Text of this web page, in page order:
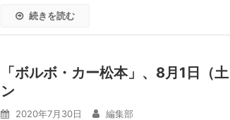
続きを読む
「ボルボ・カー松本」、8月1日（
ン
2020年7月30日 編集部